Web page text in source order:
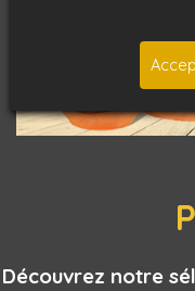
Découvrez notre